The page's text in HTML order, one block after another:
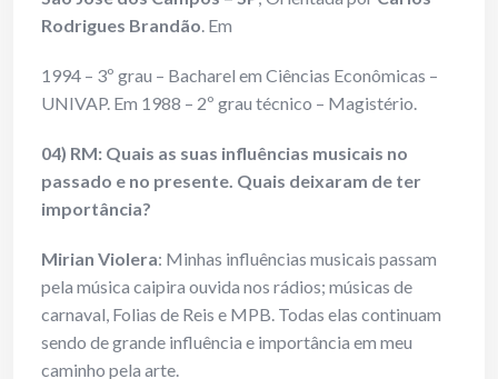
Rodrigues Brandão . Em
1994 – 3º grau – Bacharel em Ciências Econômicas –
UNIVAP. Em 1988 – 2º grau técnico – Magistério.
04) RM: Quais as suas influências musicais no
passado e no presente. Quais deixaram de ter
importância?
Mirian Violera: Minhas influências musicais passam
pela música caipira ouvida nos rádios; músicas de
carnaval, Folias de Reis e MPB. Todas elas continuam
sendo de grande influência e importância em meu
caminho pela arte.